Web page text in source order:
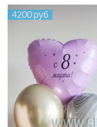
4200 руб